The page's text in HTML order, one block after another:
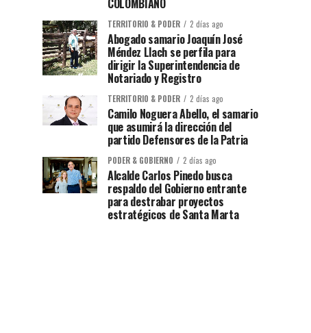
COLOMBIANO
TERRITORIO & PODER 2 días ago
Abogado samario Joaquín José
Méndez Llach se perfila para
dirigir la Superintendencia de
Notariado y Registro
TERRITORIO & PODER 2 días ago
Camilo Noguera Abello, el samario
que asumirá la dirección del
partido Defensores de la Patria
PODER & GOBIERNO 2 días ago
Alcalde Carlos Pinedo busca
respaldo del Gobierno entrante
para destrabar proyectos
estratégicos de Santa Marta